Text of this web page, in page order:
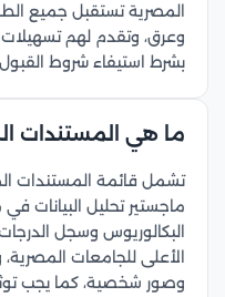
المصرية تستقبل جميع
وعرق، وتقدم لهم تسهيلات
بشرط استيفاء شروط
ما هي المستندات
تشمل قائمة المستندات
ماجستير تحليل البيانات
البكالوريوس وسجل
الأعلى للجامعات
وصور شخصية، كما يجب